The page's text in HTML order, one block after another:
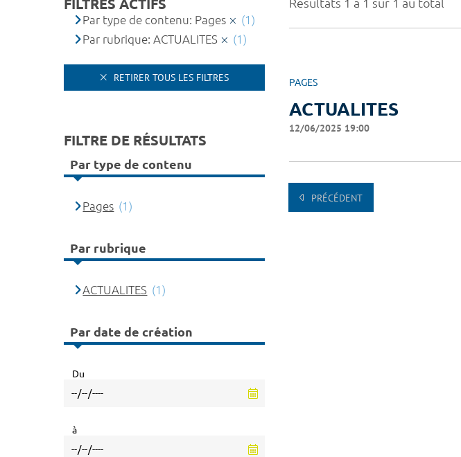
Résultats 1 à 1 sur 1 au total
PAGES
ACTUALITES
12/06/2025 19:00
PRÉCÉDENT
FILTRES ACTIFS
Par type de contenu: Pages
(1)
Par rubrique: ACTUALITES
(1)
RETIRER TOUS LES FILTRES
FILTRE DE RÉSULTATS
Par type de contenu
Pages (1)
Par rubrique
ACTUALITES (1)
Par date de création
Du
à